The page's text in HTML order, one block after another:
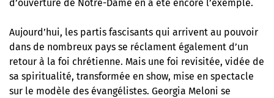
d’ouverture de Notre-Dame en a été encore l’exemple.
Aujourd’hui, les partis fascisants qui arrivent au pouvoir
dans de nombreux pays se réclament également d’un
retour à la foi chrétienne. Mais une foi revisitée, vidée de
sa spiritualité, transformée en show, mise en spectacle
sur le modèle des évangélistes. Georgia Meloni se